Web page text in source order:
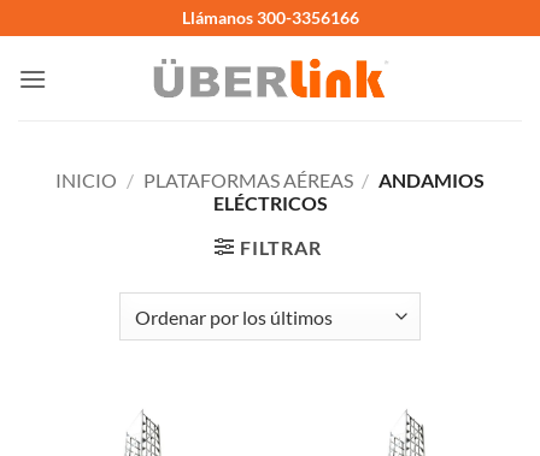
al
contenido
Llámanos 300-3356166
INICIO / PLATAFORMAS AÉREAS / ANDAMIOS
ELÉCTRICOS
FILTRAR